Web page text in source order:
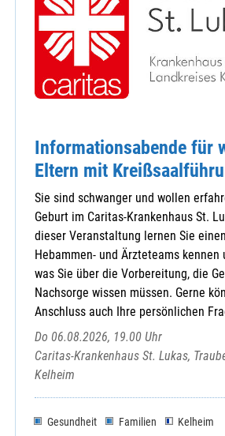
Informationsabende für
Eltern mit
Sie sind schwanger und wollen
Geburt im Caritas-Krankenhaus St.
dieser Veranstaltung lernen Sie
Hebammen- und Ärzteteams
was Sie über die Vorbereitung, die
Nachsorge wissen müssen. Gerne
Anschluss auch Ihre persönlichen
Do 06.08.2026, 19.00 Uhr
Caritas-Krankenhaus St. Lukas,
Kelheim
Gesundheit Familien
Kelheim